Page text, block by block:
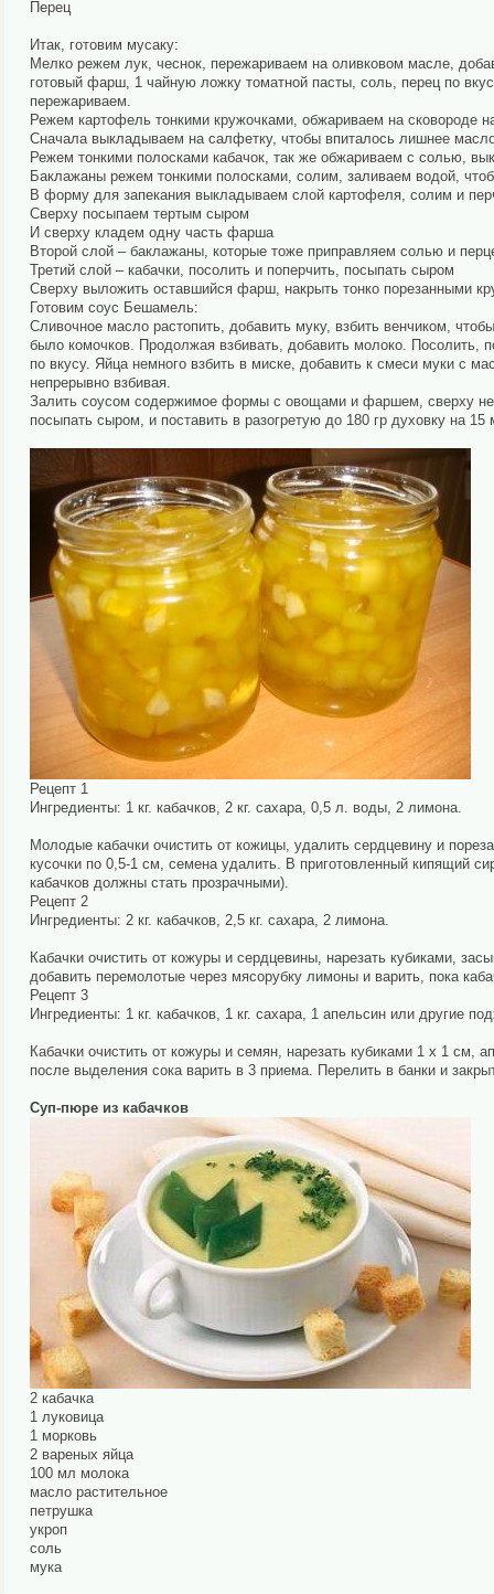
Перец
Итак, готовим мусаку:
Мелко режем лук, чеснок, пережариваем на оливковом масле,
готовый фарш, 1 чайную ложку томатной пасты, соль, перец по
пережариваем.
Режем картофель тонкими кружочками, обжариваем на сковороде
Сначала выкладываем на салфетку, чтобы впиталось лишнее
Режем тонкими полосками кабачок, так же обжариваем с солью,
Баклажаны режем тонкими полосками, солим, заливаем водой,
В форму для запекания выкладываем слой картофеля, солим и
Сверху посыпаем тертым сыром
И сверху кладем одну часть фарша
Второй слой – баклажаны, которые тоже приправляем солью и
Третий слой – кабачки, посолить и поперчить, посыпать сыром
Сверху выложить оставшийся фарш, накрыть тонко порезанными
Готовим соус Бешамель:
Сливочное масло растопить, добавить муку, взбить венчиком,
было комочков. Продолжая взбивать, добавить молоко. Посолить,
по вкусу. Яйца немного взбить в миске, добавить к смеси муки с
непрерывно взбивая.
Залить соусом содержимое формы с овощами и фаршем, сверху
посыпать сыром, и поставить в разогретую до 180 гр духовку на 15
Рецепт 1
Ингредиенты: 1 кг. кабачков, 2 кг. сахара, 0,5 л. воды, 2 лимона.
Молодые кабачки очистить от кожицы, удалить сердцевину и
кусочки по 0,5-1 см, семена удалить. В приготовленный кипящий
кабачков должны стать прозрачными).
Рецепт 2
Ингредиенты: 2 кг. кабачков, 2,5 кг. сахара, 2 лимона.
Кабачки очистить от кожуры и сердцевины, нарезать кубиками,
добавить перемолотые через мясорубку лимоны и варить, пока
Рецепт 3
Ингредиенты: 1 кг. кабачков, 1 кг. сахара, 1 апельсин или другие
Кабачки очистить от кожуры и семян, нарезать кубиками 1 х 1 см,
после выделения сока варить в 3 приема. Перелить в банки и
Суп-пюре из кабачков
2 кабачка
1 луковица
1 морковь
2 вареных яйца
100 мл молока
масло растительное
петрушка
укроп
соль
мука